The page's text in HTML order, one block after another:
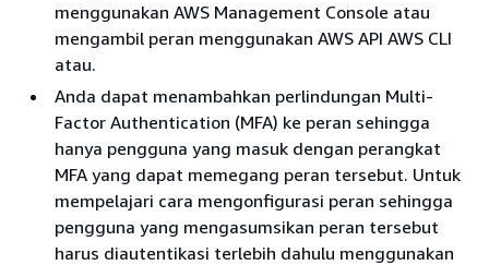
menggunakan AWS Management Console atau
mengambil peran menggunakan AWS API AWS CLI
atau.
Anda dapat menambahkan perlindungan Multi-
Factor Authentication (MFA) ke peran sehingga
hanya pengguna yang masuk dengan perangkat
MFA yang dapat memegang peran tersebut. Untuk
mempelajari cara mengonfigurasi peran sehingga
pengguna yang mengasumsikan peran tersebut
harus diautentikasi terlebih dahulu menggunakan